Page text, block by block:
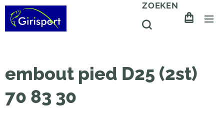
ZOEKEN
embout pied D25 (2st)
70 83 30